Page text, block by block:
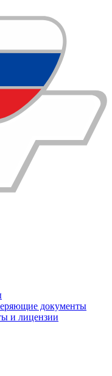
документы
и лицензии